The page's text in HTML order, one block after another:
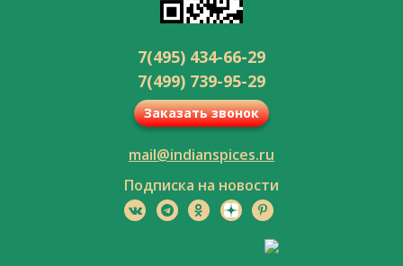
7(495) 434-66-29
7(499) 739-95-29
Заказать звонок
mail@indianspices.ru
Подписка на новости